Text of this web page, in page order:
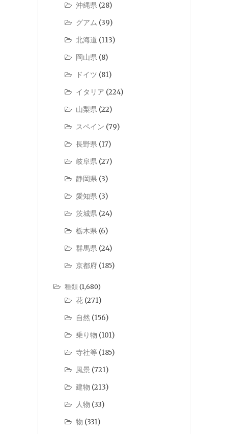
沖縄県 (28)
グアム (39)
北海道 (113)
岡山県 (8)
ドイツ (81)
イタリア (224)
山梨県 (22)
スペイン (79)
長野県 (17)
岐阜県 (27)
静岡県 (3)
愛知県 (3)
茨城県 (24)
栃木県 (6)
群馬県 (24)
京都府 (185)
種類(1,680)
花 (271)
自然 (156)
乗り物 (101)
寺社等 (185)
風景 (721)
建物 (213)
人物 (33)
物 (331)